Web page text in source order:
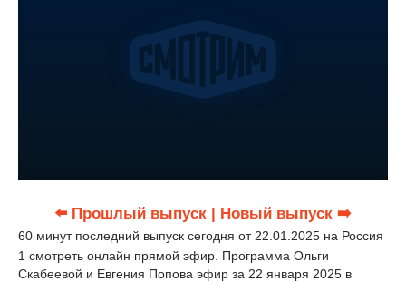
⬅️ Прошлый выпуск | Новый выпуск ➡️
60 минут последний выпуск сегодня от 22.01.2025 на Россия
1 смотреть онлайн прямой эфир. Программа Ольги
Скабеевой и Евгения Попова эфир за 22 января 2025 в